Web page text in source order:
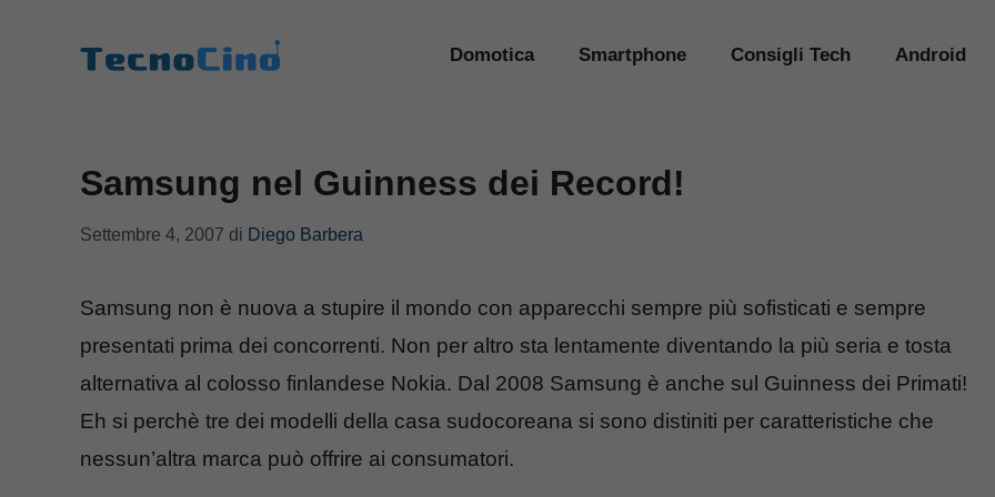
Domotica Smartphone Consigli Tech Android
Samsung nel Guinness dei Record!
Settembre 4, 2007 di Diego Barbera
Samsung non è nuova a stupire il mondo con apparecchi sempre più sofisticati e sempre
presentati prima dei concorrenti. Non per altro sta lentamente diventando la più seria e tosta
alternativa al colosso finlandese Nokia. Dal 2008 Samsung è anche sul Guinness dei Primati!
Eh si perchè tre dei modelli della casa sudocoreana si sono distiniti per caratteristiche che
nessun’altra marca può offrire ai consumatori.